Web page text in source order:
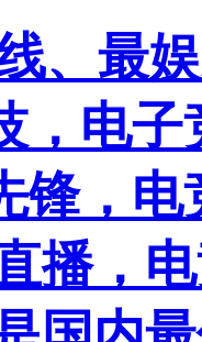
、最
，电
锋，
播，